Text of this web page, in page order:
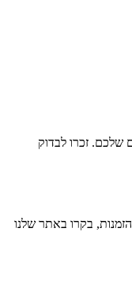
שלכם. זכרו לבדוק
בקרו באתר שלנו